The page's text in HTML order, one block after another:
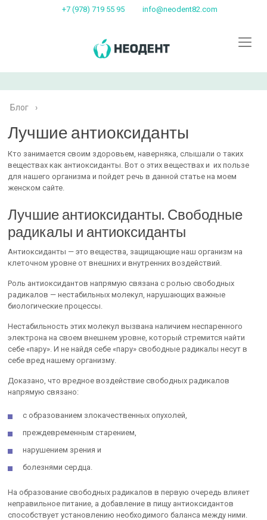
+7 (978) 719 55 95 info@neodent82.com
Блог ›
Лучшие антиоксиданты
Кто занимается своим здоровьем, наверняка, слышали о таких
веществах как антиоксиданты. Вот о этих веществах и их пользе
для нашего организма и пойдет речь в данной статье на моем
женском сайте.
Лучшие антиоксиданты. Свободные
радикалы и антиоксиданты
Антиоксиданты — это вещества, защищающие наш организм на
клеточном уровне от внешних и внутренних воздействий.
Роль антиоксидантов напрямую связана с ролью свободных
радикалов — нестабильных молекул, нарушающих важные
биологические процессы.
Нестабильность этих молекул вызвана наличием неспаренного
электрона на своем внешнем уровне, который стремится найти
себе «пару». И не найдя себе «пару» свободные радикалы несут в
себе вред нашему организму.
Доказано, что вредное воздействие свободных радикалов
напрямую связано:
с образованием злокачественных опухолей,
преждевременным старением,
нарушением зрения и
болезнями сердца.
На образование свободных радикалов в первую очередь влияет
неправильное питание, а добавление в пищу антиоксидантов
способствует установлению необходимого баланса между ними.